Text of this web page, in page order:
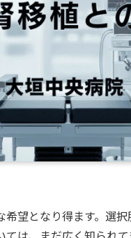
望となり得ます。選